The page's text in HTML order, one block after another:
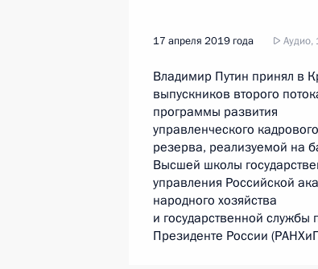
17 апреля 2019 года Аудио,
Владимир Путин принял в
выпускников второго
программы развития
управленческого кадрового
резерва, реализуемой на
Высшей школы
управления Российской
народного хозяйства
и государственной службы
Президенте России